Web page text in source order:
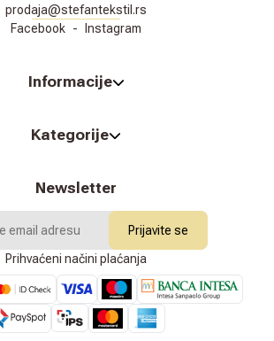
prodaja@stefantekstil.rs
Facebook - Instagram
Informacije
Kategorije
Newsletter
Prijavite se
Prihvaćeni načini plaćanja